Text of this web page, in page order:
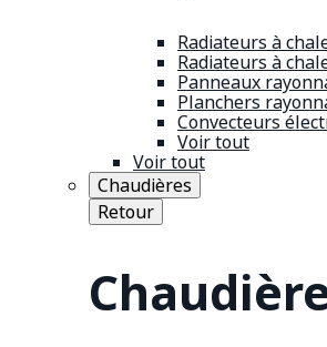
Radiateurs à
Radiateurs à
Panneaux
Planchers
Convecteurs
Voir tout
Voir tout
Chaudières
Retour